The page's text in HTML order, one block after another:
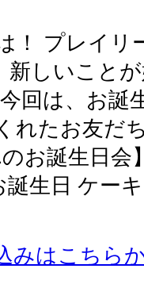
！ プレイリ
新しいこと
回は、お誕
れたお友だ
お誕生日会
生日 ケー
みはこちら